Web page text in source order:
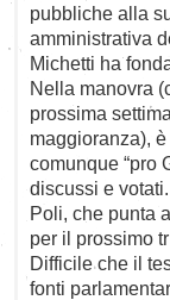
pubbliche alla
amministrativa
Michetti ha
Nella manovra
prossima
maggioranza),
comunque “pro
discussi e
Poli, che punta
per il prossimo
Difficile che il
fonti